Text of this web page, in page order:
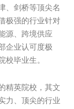
、剑桥等顶尖名
极强的行业针对
源、跨境供应
企业认可度极
毕业生。
精英院校，其文
力、顶尖的行业